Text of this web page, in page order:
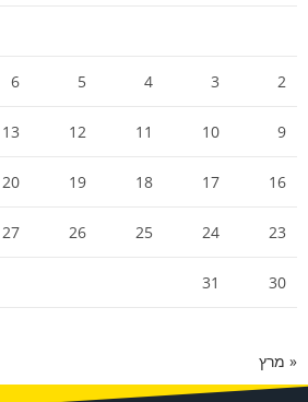
2
3
4
5
6
9
10
11
12
13
16
17
18
19
20
23
24
25
26
27
30
31
« מרץ